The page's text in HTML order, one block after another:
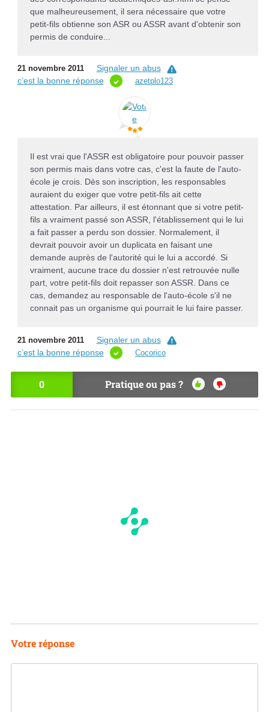
que malheureusement, il sera nécessaire que votre
petit-fils obtienne son ASR ou ASSR avant d'obtenir son
permis de conduire...
21 novembre 2011
Signaler un abus
c’est la bonne réponse
azetplo123
Il est vrai que l'ASSR est obligatoire pour pouvoir passer
son permis mais dans votre cas, c'est la faute de l'auto-
école je crois. Dès son inscription, les responsables
auraient du exiger que votre petit-fils ait cette
attestation. Par ailleurs, il est étonnant que si votre petit-
fils a vraiment passé son ASSR, l'établissement qui le lui
a fait passer a perdu son dossier. Normalement, il
devrait pouvoir avoir un duplicata en faisant une
demande auprès de l'autorité qui le lui a accordé. Si
vraiment, aucune trace du dossier n'est retrouvée nulle
part, votre petit-fils doit repasser son ASSR. Dans ce
cas, demandez au responsable de l'auto-école s'il ne
connait pas un organisme qui pourrait le lui faire passer.
21 novembre 2011
Signaler un abus
c’est la bonne réponse
Cocorico
0 Pratique ou pas ?
OU
I
NO
Votre réponse